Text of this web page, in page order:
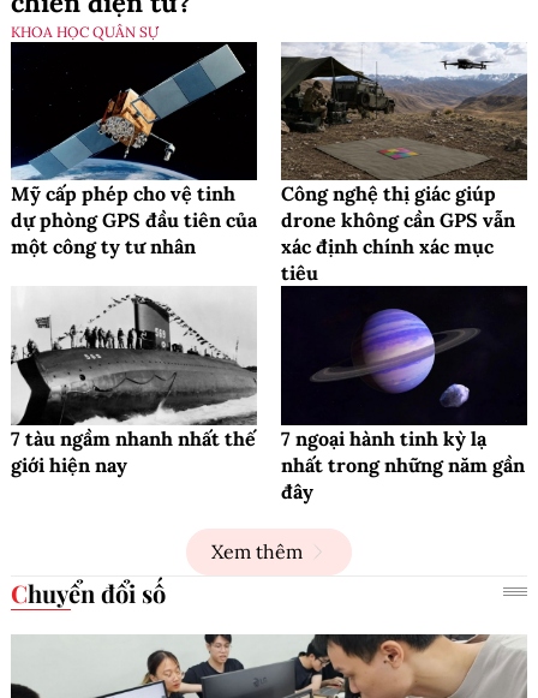
KHOA HỌC QUÂN SỰ
Mỹ cấp phép cho vệ tinh
dự phòng GPS đầu tiên của
một công ty tư nhân
Công nghệ thị giác giúp
drone không cần GPS vẫn
xác định chính xác mục
tiêu
7 tàu ngầm nhanh nhất thế
giới hiện nay
7 ngoại hành tinh kỳ lạ
nhất trong những năm gần
đây
Xem thêm
Chuyển đổi số